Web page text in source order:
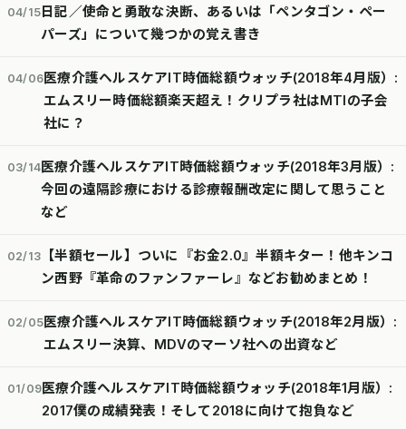
04/15日記／使命と勇敢な決断、あるいは「ペンタゴン・ペー
パーズ」について幾つかの覚え書き
04/06医療介護ヘルスケアIT時価総額ウォッチ(2018年4月版）:
エムスリー時価総額楽天超え！クリプラ社はMTIの子会
社に？
03/14医療介護ヘルスケアIT時価総額ウォッチ(2018年3月版）:
今回の遠隔診療における診療報酬改定に関して思うこと
など
02/13
【半額セール】ついに『お金2.0』半額キター！他キンコ
ン西野『革命のファンファーレ』などお勧めまとめ！
02/05医療介護ヘルスケアIT時価総額ウォッチ(2018年2月版）:
エムスリー決算、MDVのマーソ社への出資など
01/09医療介護ヘルスケアIT時価総額ウォッチ(2018年1月版）:
2017僕の成績発表！そして2018に向けて抱負など